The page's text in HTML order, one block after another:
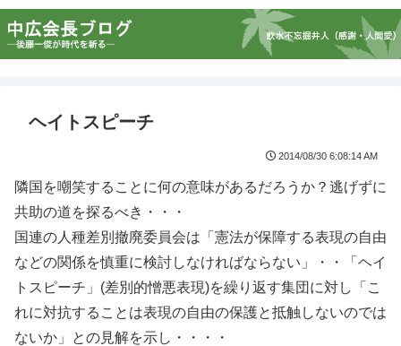
ヘイトスピーチ
2014/08/30 6:08:14 AM
隣国を嘲笑することに何の意味があるだろうか？逃げずに
共助の道を探るべき・・・
国連の人種差別撤廃委員会は「憲法が保障する表現の自由
などの関係を慎重に検討しなければならない」・・「ヘイ
トスピーチ」(差別的憎悪表現)を繰り返す集団に対し「こ
れに対抗することは表現の自由の保護と抵触しないのでは
ないか」との見解を示し・・・・